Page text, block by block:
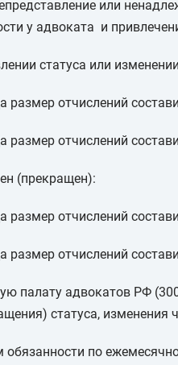
или
у адвоката и
статуса или
размер отчислений
размер отчислений
(прекращен):
размер отчислений
размер отчислений
палату адвокатов РФ
статуса, изменения
обязанности по